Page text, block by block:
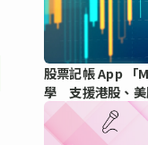
股票記帳 App
學 支援港股、美